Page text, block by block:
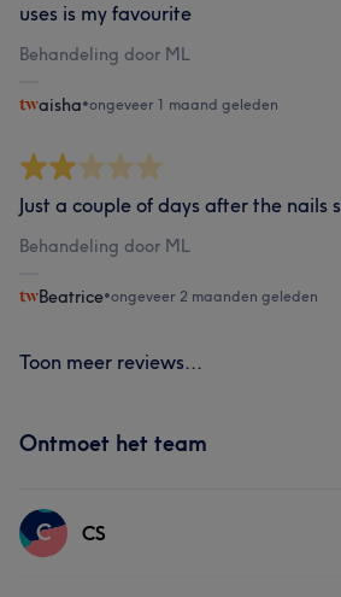
uses is my favourite
Behandeling door ML
aisha•ongeveer 1 maand geleden
Just a couple of days after the nails
Behandeling door ML
Beatrice•ongeveer 2 maanden geleden
Toon meer reviews...
Ontmoet het team
C CS